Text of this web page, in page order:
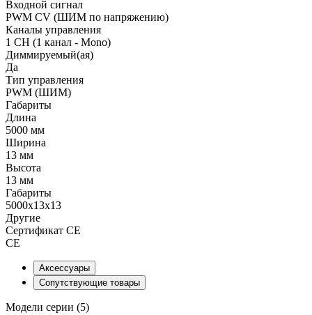
Входной сигнал
PWM СV (ШИМ по напряжению)
Каналы управления
1 CH (1 канал - Mono)
Диммируемый(ая)
Да
Тип управления
PWM (ШИМ)
Габариты
Длина
5000 мм
Ширина
13 мм
Высота
13 мм
Габариты
5000x13x13
Другие
Сертификат CE
CE
Аксессуары
Сопутствующие товары
Модели серии (5)